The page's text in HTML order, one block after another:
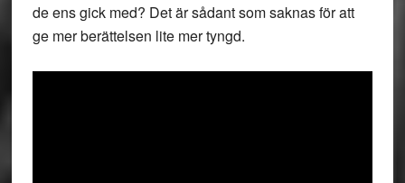
de ens gick med? Det är sådant som saknas för att
ge mer berättelsen lite mer tyngd.